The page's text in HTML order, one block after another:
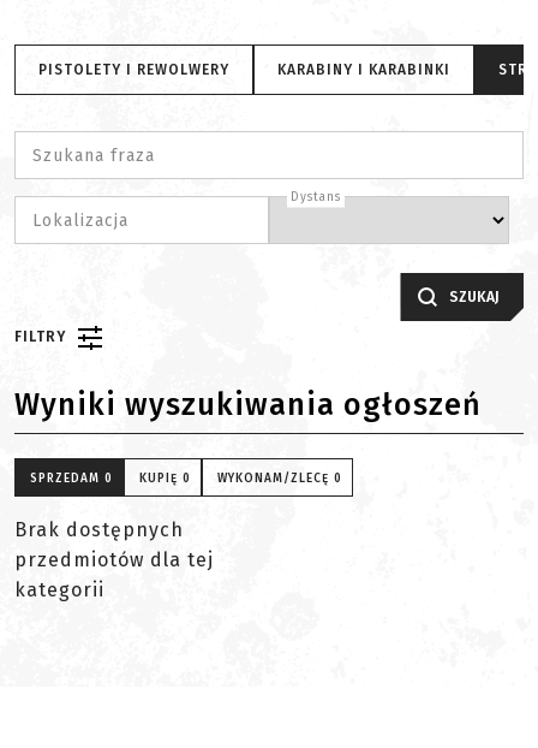
PISTOLETY I REWOLWERY KARABINY I KARABINKI
Szukana fraza
Lokalizacja
Dystans
SZUKAJ
FILTRY
Wyniki wyszukiwania ogłoszeń
SPRZEDAM 0 KUPIĘ 0 WYKONAM/ZLECĘ 0
Brak dostępnych
przedmiotów dla tej
kategorii